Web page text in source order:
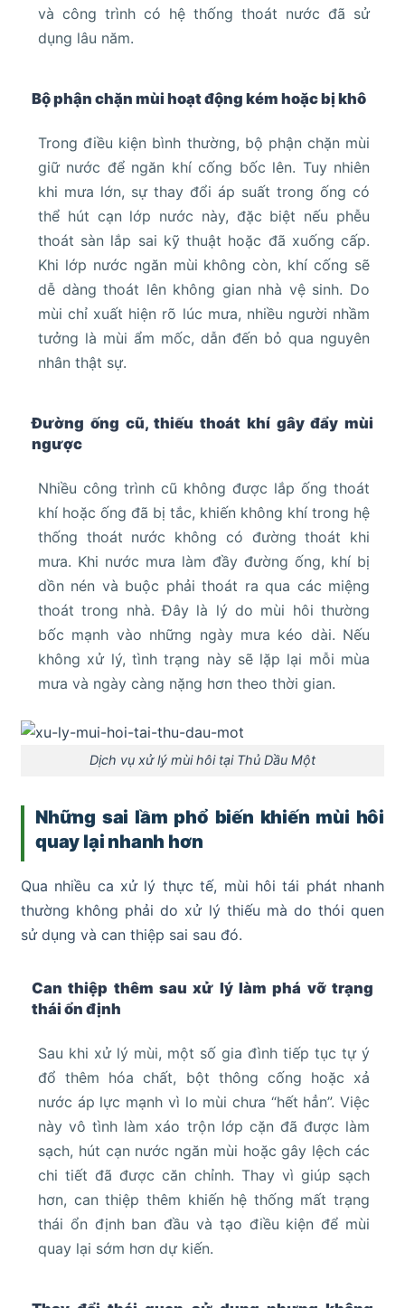
và công trình có hệ thống thoát nước đã sử
dụng lâu năm.
Bộ phận chặn mùi hoạt động kém hoặc bị khô
Trong điều kiện bình thường, bộ phận chặn mùi
giữ nước để ngăn khí cống bốc lên. Tuy nhiên
khi mưa lớn, sự thay đổi áp suất trong ống có
thể hút cạn lớp nước này, đặc biệt nếu phễu
thoát sàn lắp sai kỹ thuật hoặc đã xuống cấp.
Khi lớp nước ngăn mùi không còn, khí cống sẽ
dễ dàng thoát lên không gian nhà vệ sinh. Do
mùi chỉ xuất hiện rõ lúc mưa, nhiều người nhầm
tưởng là mùi ẩm mốc, dẫn đến bỏ qua nguyên
nhân thật sự.
Đường ống cũ, thiếu thoát khí gây đẩy mùi
ngược
Nhiều công trình cũ không được lắp ống thoát
khí hoặc ống đã bị tắc, khiến không khí trong hệ
thống thoát nước không có đường thoát khi
mưa. Khi nước mưa làm đầy đường ống, khí bị
dồn nén và buộc phải thoát ra qua các miệng
thoát trong nhà. Đây là lý do mùi hôi thường
bốc mạnh vào những ngày mưa kéo dài. Nếu
không xử lý, tình trạng này sẽ lặp lại mỗi mùa
mưa và ngày càng nặng hơn theo thời gian.
Dịch vụ xử lý mùi hôi tại Thủ Dầu Một
Những sai lầm phổ biến khiến mùi hôi
quay lại nhanh hơn
Qua nhiều ca xử lý thực tế, mùi hôi tái phát nhanh
thường không phải do xử lý thiếu mà do thói quen
sử dụng và can thiệp sai sau đó.
Can thiệp thêm sau xử lý làm phá vỡ trạng
thái ổn định
Sau khi xử lý mùi, một số gia đình tiếp tục tự ý
đổ thêm hóa chất, bột thông cống hoặc xả
nước áp lực mạnh vì lo mùi chưa “hết hẳn”. Việc
này vô tình làm xáo trộn lớp cặn đã được làm
sạch, hút cạn nước ngăn mùi hoặc gây lệch các
chi tiết đã được căn chỉnh. Thay vì giúp sạch
hơn, can thiệp thêm khiến hệ thống mất trạng
thái ổn định ban đầu và tạo điều kiện để mùi
quay lại sớm hơn dự kiến.